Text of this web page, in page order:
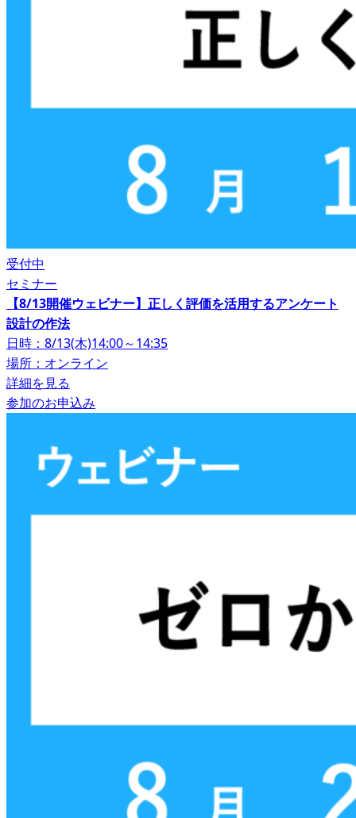
受付中
セミナー
【8/13開催ウェビナー】正しく評価を活用するアンケート
設計の作法
日時：8/13(木)14:00～14:35
場所：オンライン
詳細を見る
参加のお申込み